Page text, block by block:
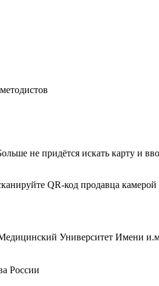
не придётся искать карту и
QR-код продавца
Университет Имени
России